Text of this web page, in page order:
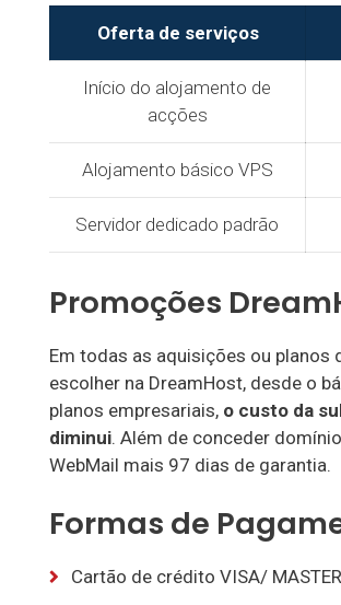
Oferta de serviços
Início do alojamento de
acções
Alojamento básico VPS
Servidor dedicado padrão
Promoções
Em todas as aquisições ou planos
escolher na DreamHost, desde o
planos empresariais, o custo da
diminui. Além de conceder
WebMail mais 97 dias de garantia.
Formas de
Cartão de crédito VISA/